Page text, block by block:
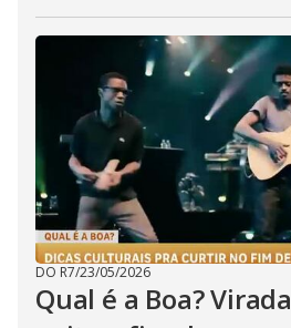
DO R7/23/05/2026
Qual é a Boa?